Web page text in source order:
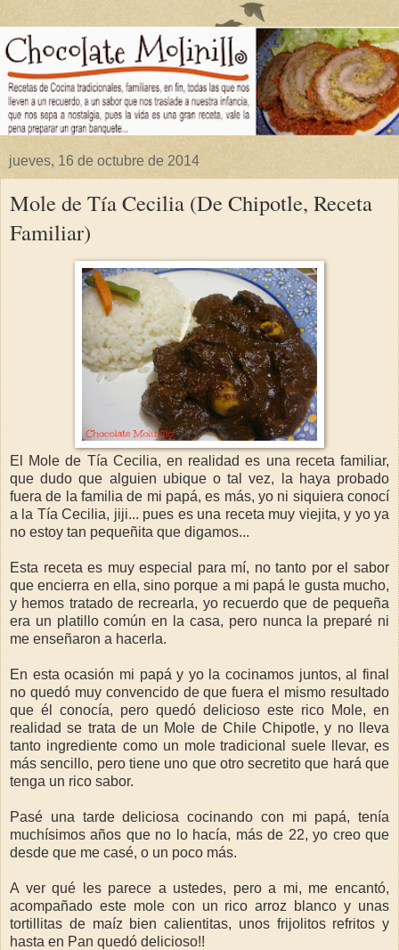
jueves, 16 de octubre de 2014
Mole de Tía Cecilia (De Chipotle, Receta
Familiar)
El Mole de Tía Cecilia, en realidad es una receta familiar,
que dudo que alguien ubique o tal vez, la haya probado
fuera de la familia de mi papá, es más, yo ni siquiera conocí
a la Tía Cecilia, jiji... pues es una receta muy viejita, y yo ya
no estoy tan pequeñita que digamos...
Esta receta es muy especial para mí, no tanto por el sabor
que encierra en ella, sino porque a mi papá le gusta mucho,
y hemos tratado de recrearla, yo recuerdo que de pequeña
era un platillo común en la casa, pero nunca la preparé ni
me enseñaron a hacerla.
En esta ocasión mi papá y yo la cocinamos juntos, al final
no quedó muy convencido de que fuera el mismo resultado
que él conocía, pero quedó delicioso este rico Mole, en
realidad se trata de un Mole de Chile Chipotle, y no lleva
tanto ingrediente como un mole tradicional suele llevar, es
más sencillo, pero tiene uno que otro secretito que hará que
tenga un rico sabor.
Pasé una tarde deliciosa cocinando con mi papá, tenía
muchísimos años que no lo hacía, más de 22, yo creo que
desde que me casé, o un poco más.
A ver qué les parece a ustedes, pero a mi, me encantó,
acompañado este mole con un rico arroz blanco y unas
tortillitas de maíz bien calientitas, unos frijolitos refritos y
hasta en Pan quedó delicioso!!